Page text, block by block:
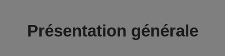
Présentation générale